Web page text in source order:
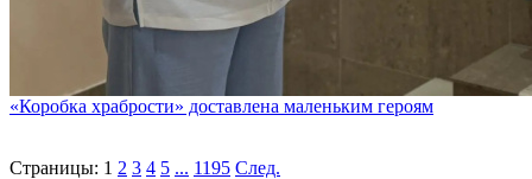
«Коробка храбрости» доставлена маленьким героям
Страницы: 1 2 3 4 5 ... 1195 След.